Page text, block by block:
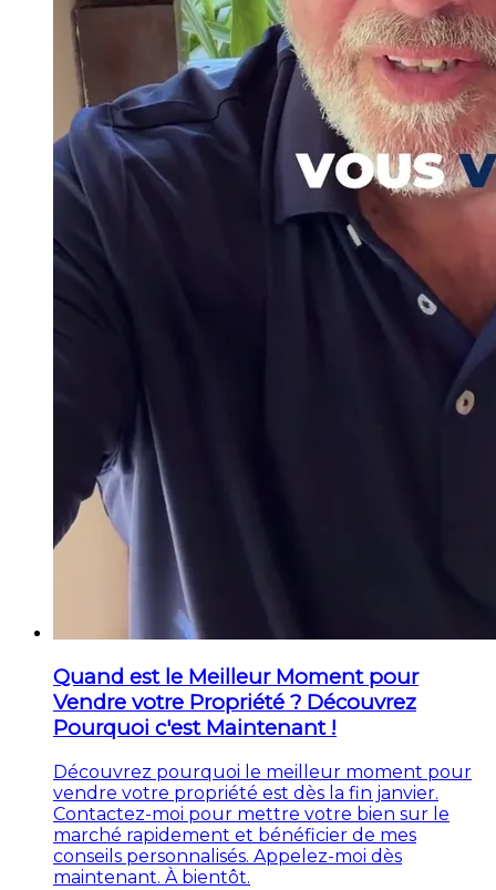
Quand est le Meilleur Moment pour
Vendre votre Propriété ? Découvrez
Pourquoi c'est Maintenant !
Découvrez pourquoi le meilleur moment pour
vendre votre propriété est dès la fin janvier.
Contactez-moi pour mettre votre bien sur le
marché rapidement et bénéficier de mes
conseils personnalisés. Appelez-moi dès
maintenant. À bientôt.